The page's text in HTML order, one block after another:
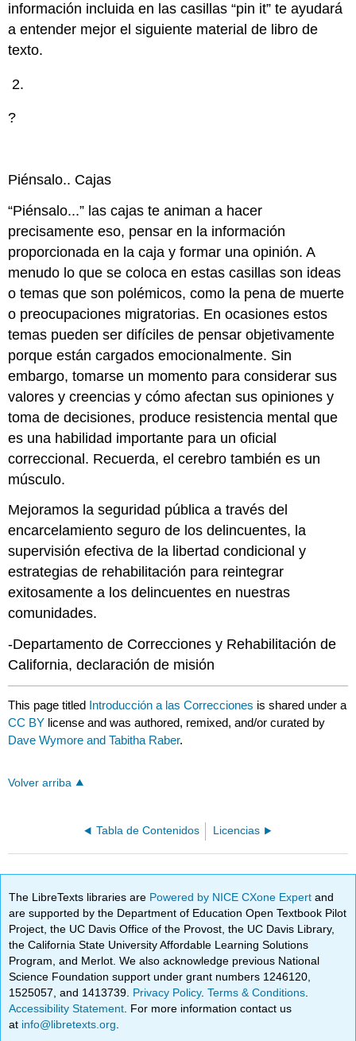
información incluida en las casillas “pin it” te ayudará
a entender mejor el siguiente material de libro de
texto.
?
Piénsalo.. Cajas
“Piénsalo...” las cajas te animan a hacer
precisamente eso, pensar en la información
proporcionada en la caja y formar una opinión. A
menudo lo que se coloca en estas casillas son ideas
o temas que son polémicos, como la pena de muerte
o preocupaciones migratorias. En ocasiones estos
temas pueden ser difíciles de pensar objetivamente
porque están cargados emocionalmente. Sin
embargo, tomarse un momento para considerar sus
valores y creencias y cómo afectan sus opiniones y
toma de decisiones, produce resistencia mental que
es una habilidad importante para un oficial
correccional. Recuerda, el cerebro también es un
músculo.
Mejoramos la seguridad pública a través del
encarcelamiento seguro de los delincuentes, la
supervisión efectiva de la libertad condicional y
estrategias de rehabilitación para reintegrar
exitosamente a los delincuentes en nuestras
comunidades.
-Departamento de Correcciones y Rehabilitación de
California, declaración de misión
This page titled Introducción a las Correcciones is shared under a
CC BY license and was authored, remixed, and/or curated by
Dave Wymore and Tabitha Raber.
Volver arriba
Tabla de Contenidos Licencias
The LibreTexts libraries are Powered by NICE CXone Expertand
are supported by the Department of Education Open Textbook Pilot
Project, the UC Davis Office of the Provost, the UC Davis Library,
the California State University Affordable Learning Solutions
Program, and Merlot. We also acknowledge previous National
Science Foundation support under grant numbers 1246120,
1525057, and 1413739. Privacy Policy.Terms & Conditions
Accessibility Statement . For more information contact us
at info@libretexts.org